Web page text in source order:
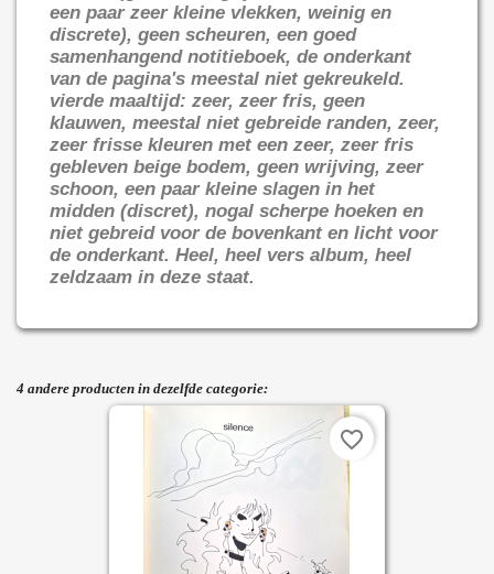
een paar zeer kleine vlekken, weinig en
discrete), geen scheuren, een goed
samenhangend notitieboek, de onderkant
van de pagina's meestal niet gekreukeld.
vierde maaltijd: zeer, zeer fris, geen
klauwen, meestal niet gebreide randen, zeer,
zeer frisse kleuren met een zeer, zeer fris
gebleven beige bodem, geen wrijving, zeer
schoon, een paar kleine slagen in het
midden (discret), nogal scherpe hoeken en
niet gebreid voor de bovenkant en licht voor
de onderkant. Heel, heel vers album, heel
zeldzaam in deze staat.
4 andere producten in dezelfde categorie:
favorite_border